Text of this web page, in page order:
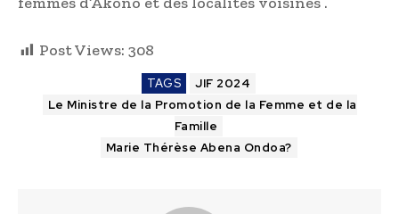
Post Views: 308
TAGS
JIF 2024
Le Ministre de la Promotion de la Femme et de la
Famille
Marie Thérèse Abena Ondoa?